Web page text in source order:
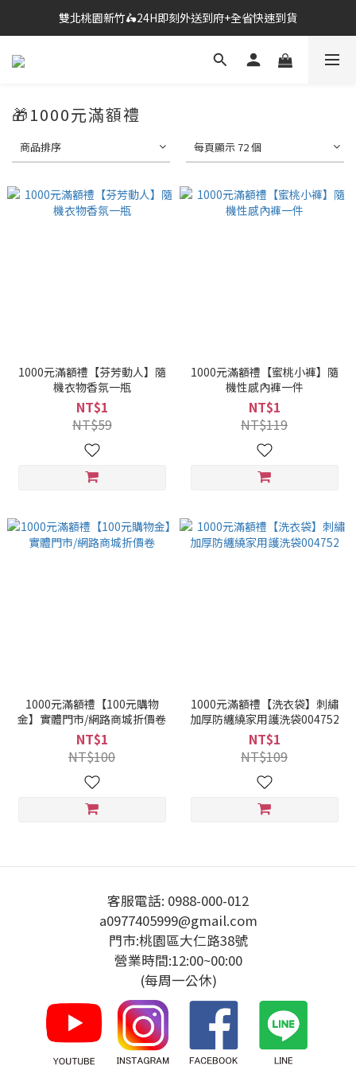
🔗點我跳轉進入👉台灣No2情趣用品商城
雙北桃園新竹🛵24H即刻外送到府+全省快速到貨
🔗點我跳轉進入👉台灣No2情趣用品商城
🎁1000元滿額禮
商品排序 每頁顯示 72 個
1000元滿額禮【芬芳動人】隨
機衣物香氛一瓶
NT$1
NT$59
1000元滿額禮【蜜桃小褲】隨
機性感內褲一件
NT$1
NT$119
1000元滿額禮【100元購物
金】實體門市/網路商城折價卷
NT$1
NT$100
1000元滿額禮【洗衣袋】刺繡
加厚防纏繞家用護洗袋004752
NT$1
NT$109
客服電話: 0988-000-012
a0977405999@gmail.com
門市:桃園區大仁路38號
營業時間:12:00~00:00
(每周一公休)